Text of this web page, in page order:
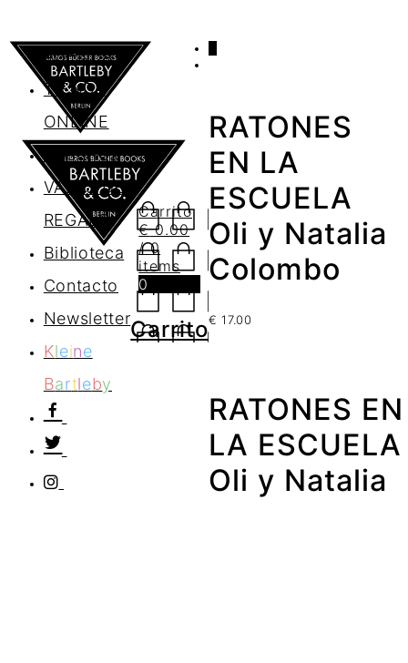
AGENDA
TIENDA
ONLINE
Nosotros
VALES DE
REGALO
Biblioteca
Contacto
Newsletter
Kleine
Bartleby
Carrito
€0.00
/ 0
items
0
Carrito
RATONES
EN LA
ESCUELA
Oli y Natalia
Colombo
€ 17.00
RATONES EN
LA ESCUELA
Oli y Natalia